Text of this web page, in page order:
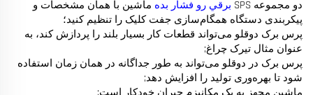
دو مجموعه SPS برقي رو فشار بده ماشین با همان مشخصات و
پیکربندی دستگاه همگام‌سازی جفت کلیک را تنظیم کنید؛
پرس برک دوقلو می‌تواند قطعات کار بسیار بلند را پردازش کند، به
عنوان مثال تیرک چراغ;
پرس برک در دوقلو می‌تواند به طور جداگانه در همان زمان استفاده
شود تا بهره‌وری تولید را افزایش دهد;
ماشین مجهز به یک مکانیزم جبران خودکار است;